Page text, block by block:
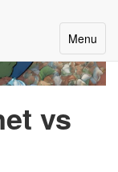
Toggle
Menu
vs